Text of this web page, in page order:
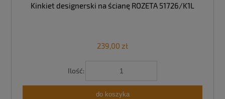
Kinkiet designerski na ścianę ROZETA 51726/K1L
239,00 zł
Ilość:
do koszyka